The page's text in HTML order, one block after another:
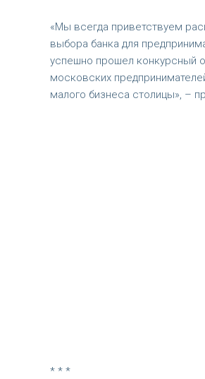
«Мы всегда приветствуем
выбора банка для
успешно прошел конкурсный
московских
малого бизнеса столицы», –
* * *